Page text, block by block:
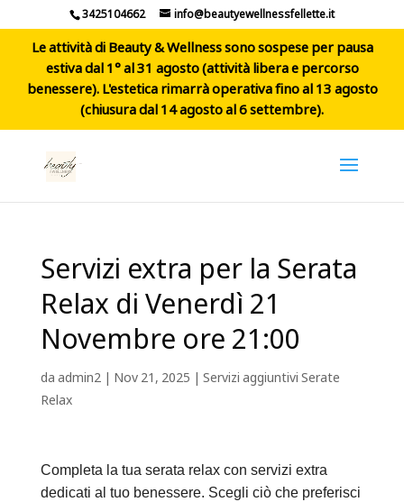
3425104662 info@beautyewellnessfellette.it
Le attività di Beauty & Wellness sono sospese per pausa
estiva dal 1° al 31 agosto (attività libera e percorso
benessere). L'estetica rimarrà operativa fino al 13 agosto
(chiusura dal 14 agosto al 6 settembre).
Servizi extra per la Serata
Relax di Venerdì 21
Novembre ore 21:00
daadmin2| Nov 21, 2025 | Servizi aggiuntivi Serate
Relax
Completa la tua serata relax con servizi extra
dedicati al tuo benessere. Scegli ciò che preferisci